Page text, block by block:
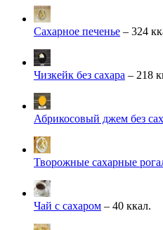
Сахарное печенье – 324
Чизкейк без сахара – 218
Абрикосовый джем без
Творожные сахарные
Чай с сахаром – 40 ккал.